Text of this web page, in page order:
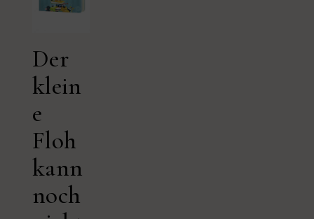
Der
klein
e
Floh
kann
noch